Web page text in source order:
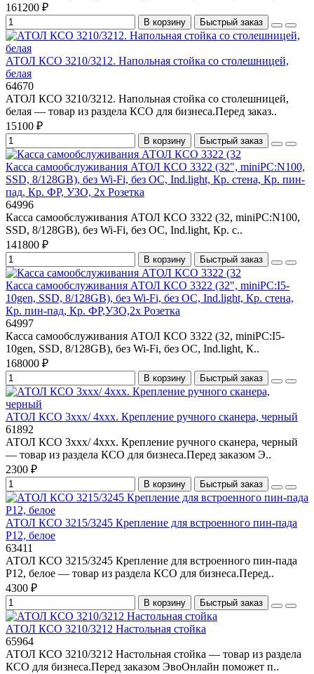
161200 ₽
В корзину Быстрый заказ
АТОЛ КСО 3210/3212. Напольная стойка со столешницей,
белая
64670
АТОЛ КСО 3210/3212. Напольная стойка со столешницей,
белая — товар из раздела КСО для бизнеса.Перед заказ..
15100 ₽
В корзину Быстрый заказ
Касса самообслуживания АТОЛ КСО 3322 (32", miniPC:N100,
SSD, 8/128GB), без Wi-Fi, без ОС, Ind.light, Кр. стена, Кр. пин-
пад, Кр. ФР, УЗО, 2x Розетка
64996
Касса самообслуживания АТОЛ КСО 3322 (32, miniPC:N100,
SSD, 8/128GB), без Wi-Fi, без ОС, Ind.light, Кр. с..
141800 ₽
В корзину Быстрый заказ
Касса самообслуживания АТОЛ КСО 3322 (32", miniPC:I5-
10gen, SSD, 8/128GB), без Wi-Fi, без ОС, Ind.light, Кр. стена,
Кр. пин-пад, Кр. ФР,УЗО,2x Розетка
64997
Касса самообслуживания АТОЛ КСО 3322 (32, miniPC:I5-
10gen, SSD, 8/128GB), без Wi-Fi, без ОС, Ind.light, К..
168000 ₽
В корзину Быстрый заказ
АТОЛ КСО 3xxx/ 4xxx. Крепление ручного сканера, черный
61892
АТОЛ КСО 3xxx/ 4xxx. Крепление ручного сканера, черный
— товар из раздела КСО для бизнеса.Перед заказом Э..
2300 ₽
В корзину Быстрый заказ
АТОЛ КСО 3215/3245 Крепление для встроенного пин-пада
P12, белое
63411
АТОЛ КСО 3215/3245 Крепление для встроенного пин-пада
P12, белое — товар из раздела КСО для бизнеса.Перед..
4300 ₽
В корзину Быстрый заказ
АТОЛ КСО 3210/3212 Настольная стойка
65964
АТОЛ КСО 3210/3212 Настольная стойка — товар из раздела
КСО для бизнеса.Перед заказом ЭвоОнлайн поможет п..